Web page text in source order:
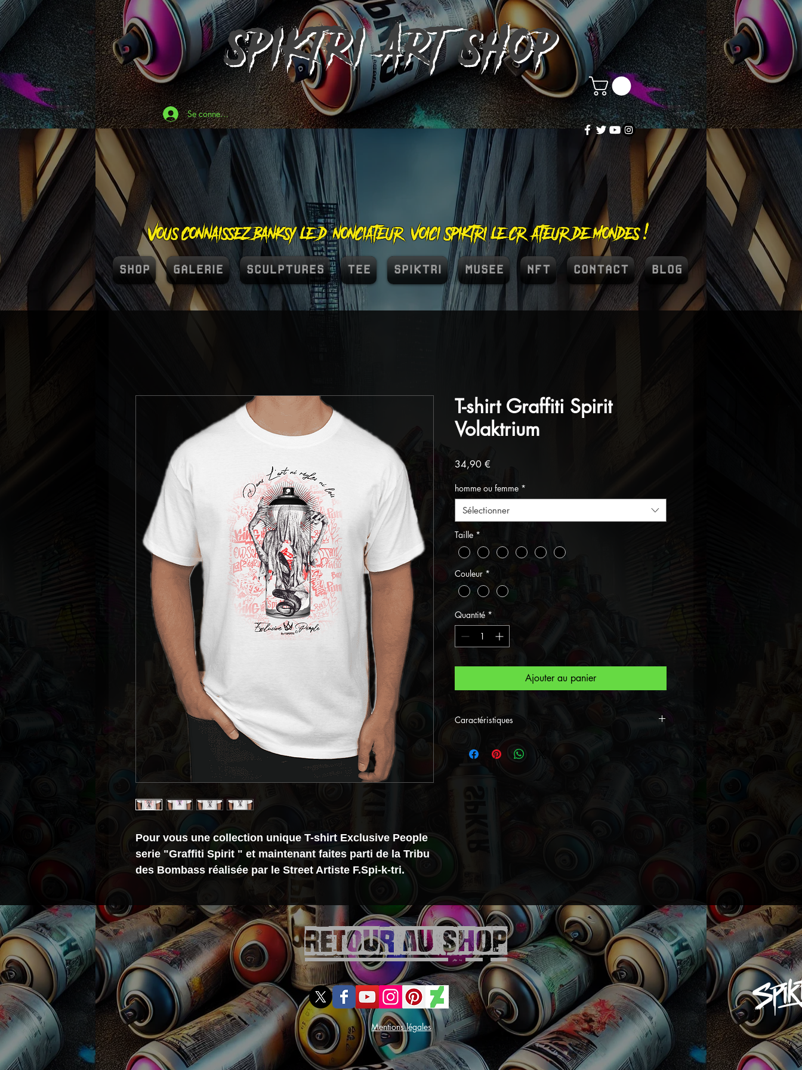
SPIKTRIART SHOP
Se connecter
Vous connaissez Banksy le dénonciateur, voici Spiktri le créateur de mondes !
SHOP GALERIE SCULPTURES TEE SPIKTRI MUSEE NFT CONTACT BLOG
Pour vous une collection unique T-shirt Exclusive People
serie "Graffiti Spirit " et maintenant faites parti de la Tribu
des Bombass réalisée par le Street Artiste F.Spi-k-tri.
T-shirt Graffiti Spirit
Volaktrium
34,90 €
homme ou femme *
Sélectionner
Taille *
Couleur *
Quantité *
Ajouter au panier
Caractéristiques
désigné par le Street Artist Spiktri.
Prenez votre taille habituelle,
100% Coton biologiqueLavable en
machine à 30°
Le t-shirt Exclusive People Gaff est
l'alternativebio et tendance
au t-shirt
classique. Tissu tout doux, 100% coton
biologique, coupe ajustée et large choix de
coloris, il a été conçu pour que vous
puissiez exprimer votre style !
Retour aU SHOP
Mentions légales